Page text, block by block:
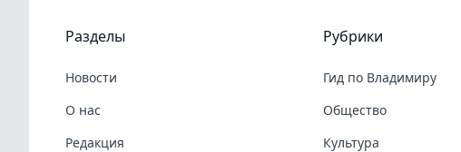
Разделы
Новости
О нас
Редакция
Рубрики
Гид по Владимиру
Общество
Культура